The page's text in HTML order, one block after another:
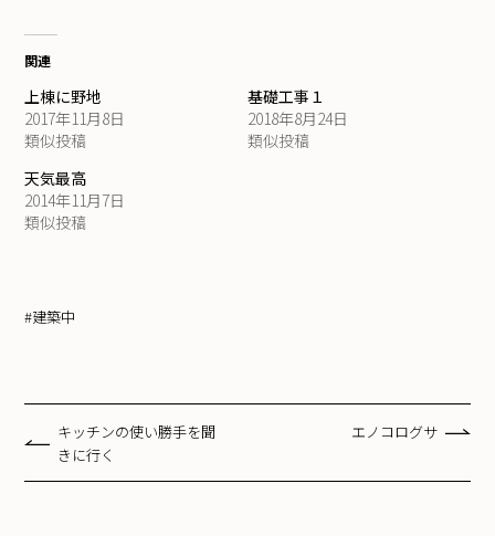
関連
上棟に野地
2017年11月8日
類似投稿
基礎工事１
2018年8月24日
類似投稿
天気最高
2014年11月7日
類似投稿
#建築中
キッチンの使い勝手を聞
きに行く
エノコログサ